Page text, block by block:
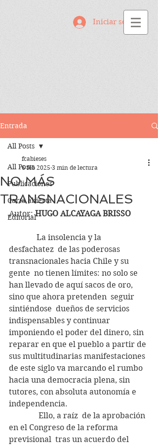
Iniciar sesión
Entrada
All Posts
Publicaciones
Carta abierta
Editorial
All Posts
NO MÁS
TRANSNACIONALES
fcabieses
6 feb 2025 3 min de lectura
Autor: HUGO ALCAYAGA BRISSO
La insolencia y la
desfachatez  de las poderosas
transnacionales hacia Chile y su
gente  no tienen límites: no solo se
han llevado de aquí sacos de oro,
sino que ahora pretenden  seguir
sintiéndose  dueños de servicios
indispensables y continuar
imponiendo el poder del dinero, sin
reparar en que el pueblo a partir de
sus multitudinarias manifestaciones
de este siglo va marcando el rumbo
hacia una democracia plena, sin
tutores, con absoluta autonomía e
independencia.
Ello, a raíz  de la aprobación
en el Congreso de la reforma
previsional  tras un acuerdo del